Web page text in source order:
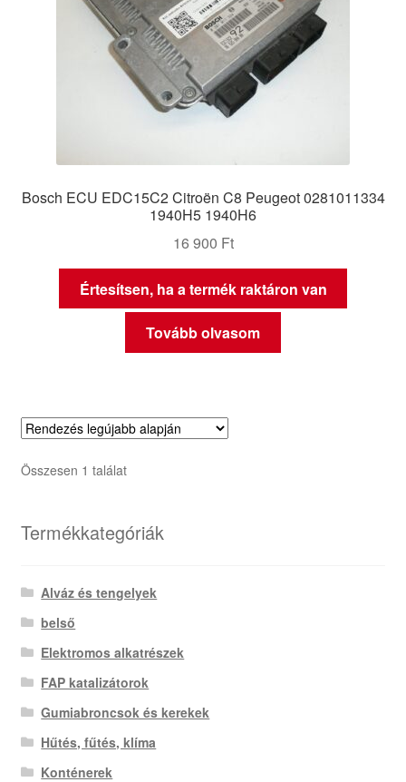
Bosch ECU EDC15C2 Citroën C8 Peugeot 0281011334
1940H5 1940H6
16 900 Ft
Értesítsen, ha a termék raktáron van
Tovább olvasom
Összesen 1 találat
Termékkategóriák
Alváz és tengelyek
belső
Elektromos alkatrészek
FAP katalizátorok
Gumiabroncsok és kerekek
Hűtés, fűtés, klíma
Konténerek